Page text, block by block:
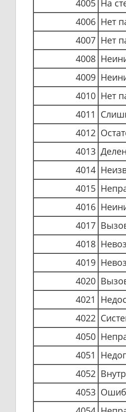
4005 На
4006 Нет
4007 Нет
4008
4009
4010 Нет
4011
4012
4013
4014
4015
4016
4017
4018
4019
4020
4021
4022
4050
4051
4052
4053